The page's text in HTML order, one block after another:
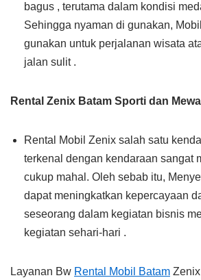
bagus , terutama dalam kondisi
Sehingga nyaman di gunakan,
gunakan untuk perjalanan wisata
jalan sulit .
Rental Zenix Batam Sporti dan
Rental Mobil Zenix salah satu
terkenal dengan kendaraan sangat
cukup mahal. Oleh sebab itu,
dapat meningkatkan kepercayaan
seseorang dalam kegiatan bisnis
kegiatan sehari-hari .
Layanan Bw Rental Mobil Batam